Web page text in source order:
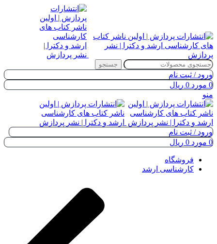
جستجو
ورود / ثبت نام
0 مورد 0 ریال
منو
ورود / ثبت نام
0 مورد 0 ریال
فروشگاه
کارشناسی ارشد